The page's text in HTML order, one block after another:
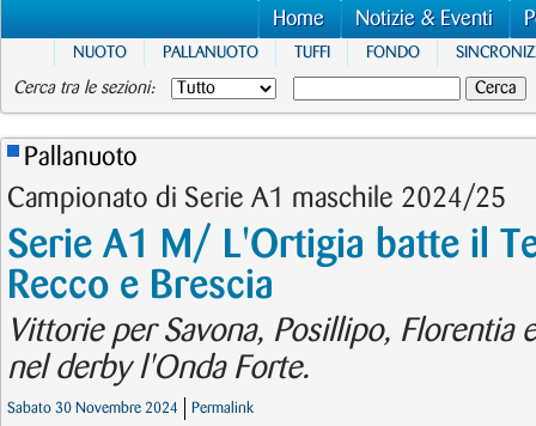
Home Notizie & Eventi
NUOTO PALLANUOTO TUFFI FONDO
Cerca tra le sezioni:
Pallanuoto
Campionato di Serie A1 maschile 2024/25
Serie A1 M/ L'Ortigia batte il
Recco e Brescia
Vittorie per Savona, Posillipo, Florentia
nel derby l'Onda Forte.
Sabato 30 Novembre 2024 Permalink